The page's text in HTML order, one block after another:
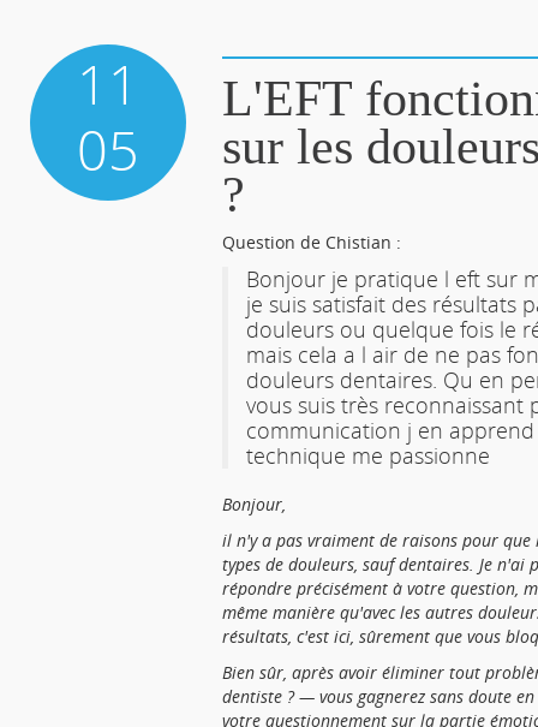
11
05
L'EFT
sur les
?
Question de Chistian :
Bonjour je pratique l eft sur
je suis satisfait des résultats
douleurs ou quelque fois le
mais cela a l air de ne pas
douleurs dentaires. Qu en
vous suis très reconnaissant
communication j en
technique me passionne
Bonjour,
il n'y a pas vraiment de raisons pour que
types de douleurs, sauf dentaires. Je n'ai
répondre précisément à votre question,
même manière qu'avec les autres
résultats, c'est ici, sûrement que vous
Bien sûr, après avoir éliminer tout
dentiste ? — vous gagnerez sans doute
votre questionnement sur la partie